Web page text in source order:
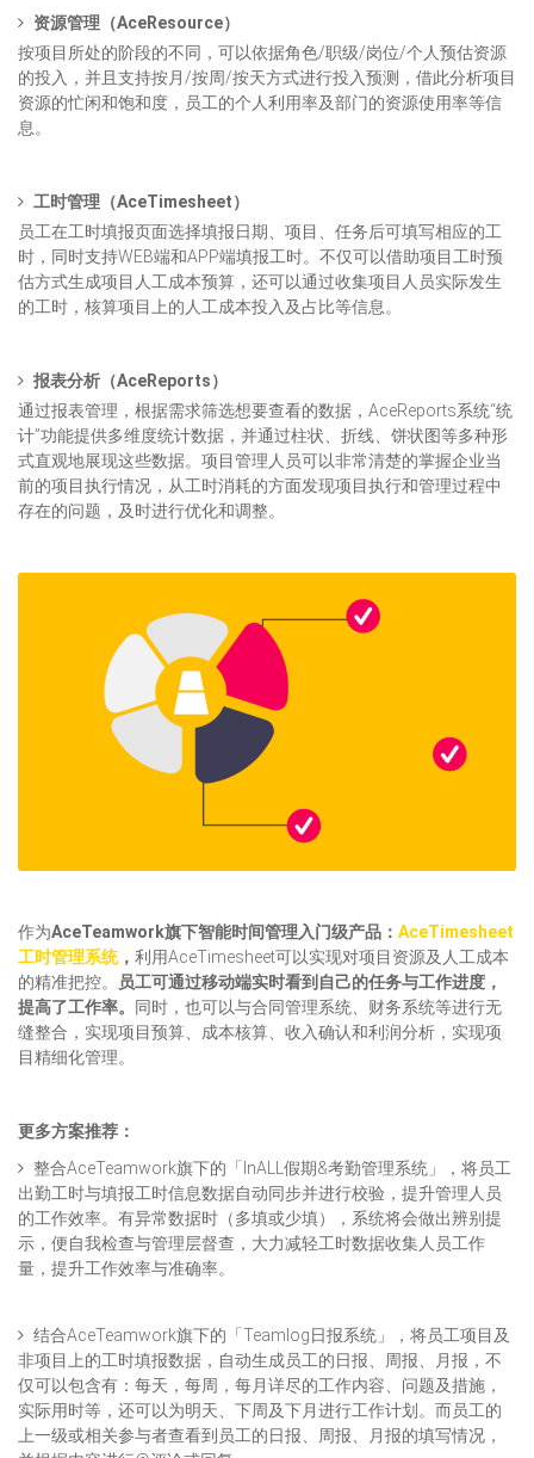
资源管理 （AceResource）
按项目所处的阶段的不同，可以依据角色/职级/岗位/个人预估资源
的投入，并且支持按月/按周/按天方式进行投入预测，借此分析项目
资源的忙闲和饱和度，员工的个人利用率及部门的资源使用率等信
息。
工时管理 （AceTimesheet）
员工在工时填报页面选择填报日期、项目、任务后可填写相应的工
时，同时支持WEB端和APP端填报工时。不仅可以借助项目工时预
估方式生成项目人工成本预算，还可以通过收集项目人员实际发生
的工时，核算项目上的人工成本投入及占比等信息。
报表分析 （AceReports）
通过报表管理，根据需求筛选想要查看的数据，AceReports系统“统
计”功能提供多维度统计数据，并通过柱状、折线、饼状图等多种形
式直观地展现这些数据。项目管理人员可以非常清楚的掌握企业当
前的项目执行情况，从工时消耗的方面发现项目执行和管理过程中
存在的问题，及时进行优化和调整。
作为AceTeamwork旗下智能时间管理入门级产品： AceTimesheet
工时管理系统， 利用AceTimesheet可以实现对项目资源及人工成本
的精准把控。
员工可通过移动端实时看到自己的任务与工作进度，
提高了工作率。
同时，也可以与合同管理系统、财务系统等进行无
缝整合，实现项目预算、成本核算、收入确认和利润分析，实现项
目精细化管理。
更多方案推荐：
整合AceTeamwork旗下的「InALL假期&考勤管理系统」，将员工
出勤工时与填报工时信息数据自动同步并进行校验，提升管理人员
的工作效率。有异常数据时（多填或少填），系统将会做出辨别提
示，便自我检查与管理层督查，大力减轻工时数据收集人员工作
量，提升工作效率与准确率。
结合AceTeamwork旗下的「Teamlog日报系统」，将员工项目及
非项目上的工时填报数据，自动生成员工的日报、周报、月报，不
仅可以包含有：每天，每周，每月详尽的工作内容、问题及措施，
实际用时等，还可以为明天、下周及下月进行工作计划。而员工的
上一级或相关参与者查看到员工的日报、周报、月报的填写情况，